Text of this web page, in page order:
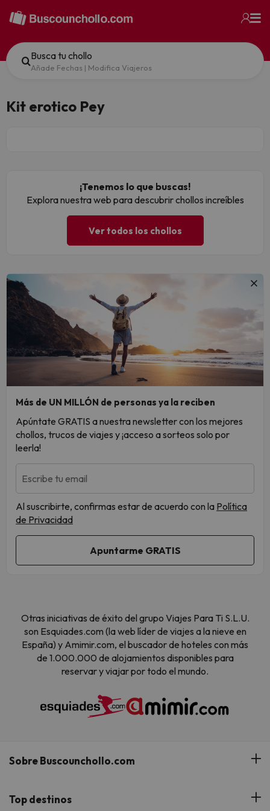
Busca tu chollo
Añade Fechas | Modifica Viajeros
Kit erotico Pey
¡Tenemos lo que buscas!
Explora nuestra web para descubrir chollos increíbles
Ver todos los chollos
Más de UN MILLÓN de personas ya la reciben
Apúntate GRATIS a nuestra newsletter con los mejores
chollos, trucos de viajes y ¡acceso a sorteos solo por
leerla!
Escribe tu email
Al suscribirte, confirmas estar de acuerdo con la Política
de Privacidad
Otras iniciativas de éxito del grupo Viajes Para Ti S.L.U.
son Esquiades.com (la web líder de viajes a la nieve en
España) y Amimir.com, el buscador de hoteles con más
de 1.000.000 de alojamientos disponibles para
reservar y viajar por todo el mundo.
Sobre Buscounchollo.com
¿Quiénes somos?
Top destinos